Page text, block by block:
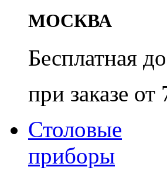
МОСКВА
Бесплатная
при заказе от
Столовые
приборы